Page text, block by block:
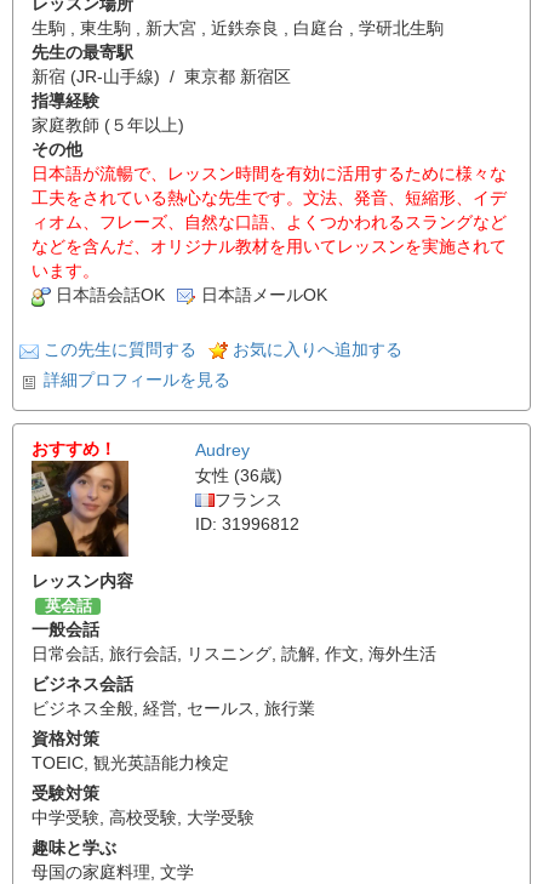
レッスン場所
生駒 , 東生駒 , 新大宮 , 近鉄奈良 , 白庭台 , 学研北生駒
先生の最寄駅
新宿 (JR-山手線) / 東京都 新宿区
指導経験
家庭教師 (５年以上)
その他
日本語が流暢で、レッスン時間を有効に活用するために様々な
工夫をされている熱心な先生です。文法、発音、短縮形、イデ
ィオム、フレーズ、自然な口語、よくつかわれるスラングなど
などを含んだ、オリジナル教材を用いてレッスンを実施されて
います。
日本語会話OK
日本語メールOK
この先生に質問する
お気に入りへ追加する
詳細プロフィールを見る
おすすめ！
Audrey
女性 (36歳)
フランス
ID: 31996812
レッスン内容
英会話
一般会話
日常会話 旅行会話 リスニング 読解 作文 海外生活
ビジネス会話
ビジネス全般 経営 セールス
旅行業
資格対策
TOEIC 観光英語能力検定
受験対策
中学受験 高校受験 大学受験
趣味と学ぶ
母国の家庭料理 文学